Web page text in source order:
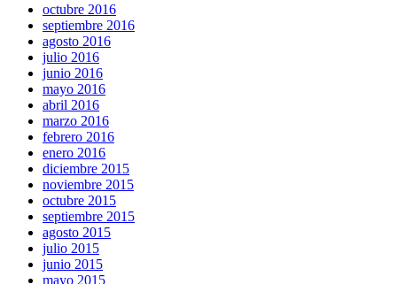
octubre 2016
septiembre 2016
agosto 2016
julio 2016
junio 2016
mayo 2016
abril 2016
marzo 2016
febrero 2016
enero 2016
diciembre 2015
noviembre 2015
octubre 2015
septiembre 2015
agosto 2015
julio 2015
junio 2015
mayo 2015